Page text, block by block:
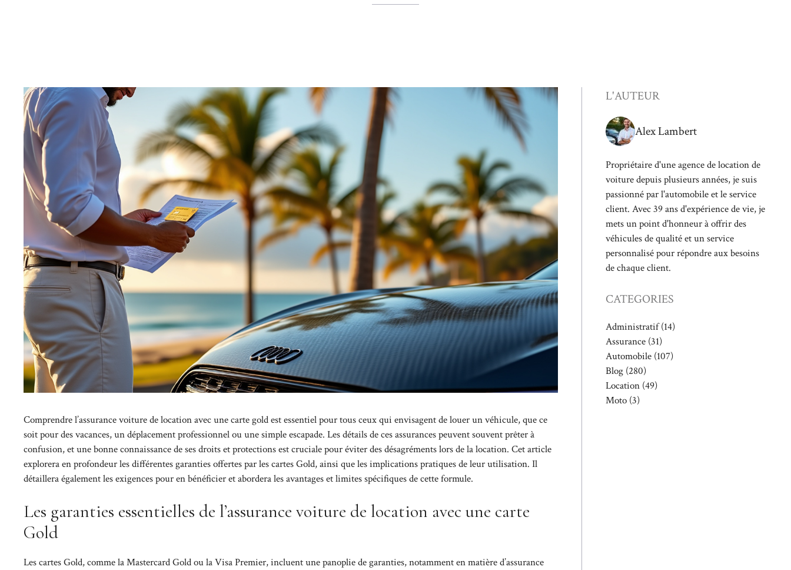
Comprendre l’assurance voiture de location avec une carte gold est essentiel pour tous ceux qui envisagent de louer un véhicule, que ce
soit pour des vacances, un déplacement professionnel ou une simple escapade. Les détails de ces assurances peuvent souvent prêter à
confusion, et une bonne connaissance de ses droits et protections est cruciale pour éviter des désagréments lors de la location. Cet article
explorera en profondeur les différentes garanties offertes par les cartes Gold, ainsi que les implications pratiques de leur utilisation. Il
détaillera également les exigences pour en bénéficier et abordera les avantages et limites spécifiques de cette formule.
Les garanties essentielles de l’assurance voiture de location avec une carte
Gold
Les cartes Gold, comme la Mastercard Gold ou la Visa Premier, incluent une panoplie de garanties, notamment en matière d’assurance
L'AUTEUR
Alex Lambert
Propriétaire d'une agence de location de
voiture depuis plusieurs années, je suis
passionné par l'automobile et le service
client. Avec 39 ans d'expérience de vie, je
mets un point d'honneur à offrir des
véhicules de qualité et un service
personnalisé pour répondre aux besoins
de chaque client.
CATEGORIES
Administratif(14)
Assurance (31)
Automobile (107)
Blog (280)
Location (49)
Moto (3)